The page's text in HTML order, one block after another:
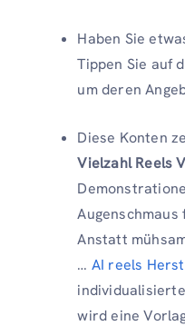
Haben Sie
Tippen Sie auf
um deren
Diese Konten
Vielzahl Reels
Anstatt
… AI reels
wird eine